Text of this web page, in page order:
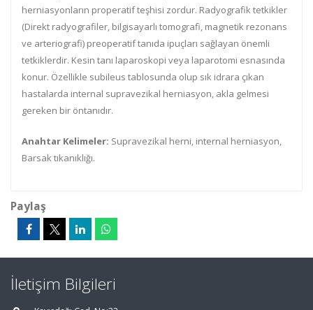
herniasyonların properatif teşhisi zordur. Radyografik tetkikler
(Direkt radyografiler, bilgisayarlı tomografi, magnetik rezonans
ve arteriografi) preoperatif tanıda ipuçları sağlayan önemli
tetkiklerdir. Kesin tanı laparoskopi veya laparotomi esnasında
konur. Özellikle subileus tablosunda olup sık idrara çıkan
hastalarda internal supravezikal herniasyon, akla gelmesi
gereken bir öntanıdır.
Anahtar Kelimeler: Supravezikal herni, internal herniasyon,
Barsak tıkanıklığı.
Paylaş
İletişim Bilgileri